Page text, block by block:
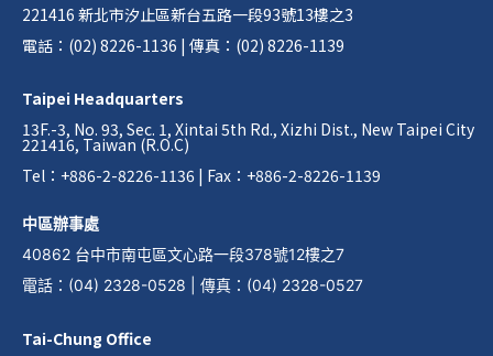
221416 新北市汐止區新台五路一段93號13樓之3
電話：(02) 8226-1136 | 傳真：(02) 8226-1139
Taipei Headquarters
13F.-3, No. 93, Sec. 1, Xintai 5th Rd., Xizhi Dist., New Taipei City
221416, Taiwan (R.O.C)
Tel：+886-2-8226-1136 | Fax：+886-2-8226-1139
中區辦事處
40862 台中市南屯區文心路一段378號12樓之7
電話 ： (04) 2328-0528 傳真 ： (04) 2328-0527
Tai-Chung Office